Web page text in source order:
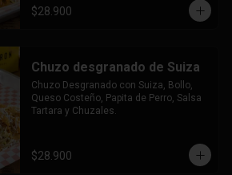
$28.900
Chuzo desgranado de Suiza
Chuzo Desgranado con Suiza, Bollo,
Queso Costeño, Papita de Perro, Salsa
Tartara y Chuzales.
$28.900